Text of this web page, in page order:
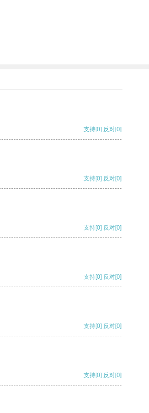
支持[0] 反对[0]
支持[0] 反对[0]
支持[0] 反对[0]
支持[0] 反对[0]
支持[0] 反对[0]
支持[0] 反对[0]